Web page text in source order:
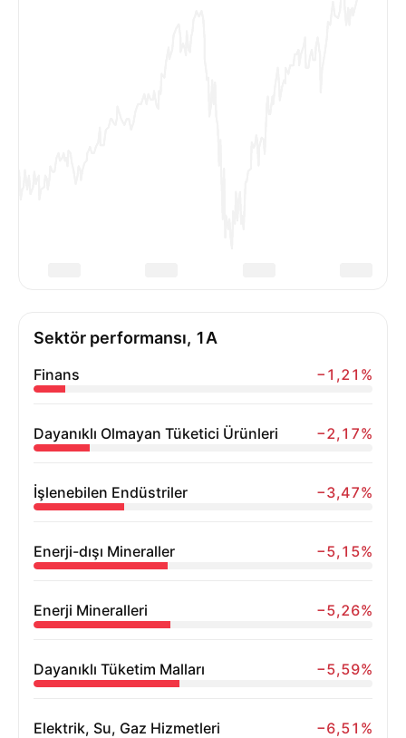
Sektör performansı, 1A
Finans −1,21%
Dayanıklı Olmayan Tüketici Ürünleri −2,17%
İşlenebilen Endüstriler −3,47%
Enerji-dışı Mineraller −5,15%
Enerji Mineralleri −5,26%
Dayanıklı Tüketim Malları −5,59%
Elektrik, Su, Gaz Hizmetleri
−6,51%